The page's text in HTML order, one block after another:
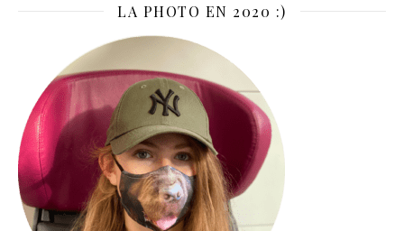
LA PHOTO EN 2020 :)